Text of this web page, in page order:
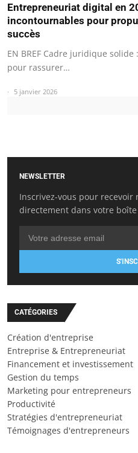
Entrepreneuriat digital en
incontournables pour
succès
EN BREF Cadre juridique
pour rassurer…
5 janvier 2026
NEWSLETTER
Inscrivez-vous pour recevoir
directement dans votre
CATÉGORIES
Création d'entreprise
Entreprise & Entrepreneuriat
Financement et investissement
Gestion du temps
Marketing pour entrepreneurs
Productivité
Stratégies d'entrepreneuriat
Témoignages d'entrepreneurs